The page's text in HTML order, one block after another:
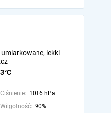
lekki
Ciśnienie: 1016 hPa
Wilgotność: 90%